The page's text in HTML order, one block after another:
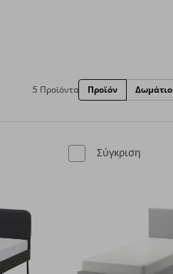
5 Προϊόντα Προϊόν Δωμάτιο
Σύγκριση